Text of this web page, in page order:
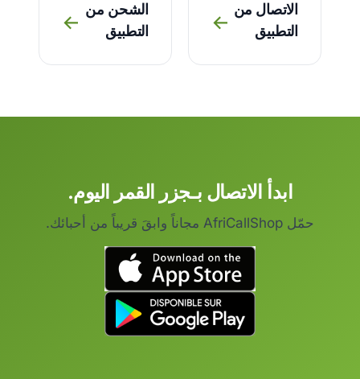
الاتصال من
التطبيق
→
الشحن من
التطبيق
→
ابدأ الاتصال بـجزر القمر اليوم.
حمّل AfriCallShop مجاناً وابقَ قريباً من أحبائك.